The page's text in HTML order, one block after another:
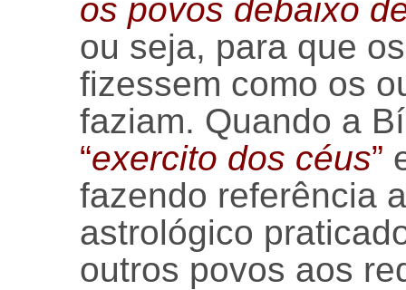
os povos debaixo
ou seja, para que
fizessem como os
faziam. Quando a
“exercito dos céus”
fazendo referência
astrológico
outros povos aos